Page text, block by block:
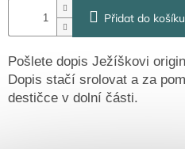
Přihlášení Přidat do košíku
Pošlete dopis Ježíškovi
Dopis stačí srolovat a za
destičce v dolní části.